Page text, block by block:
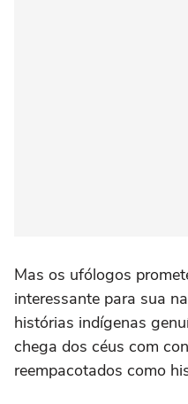
Mas os ufólogos
interessante para sua
histórias indígenas
chega dos céus com
reempacotados como